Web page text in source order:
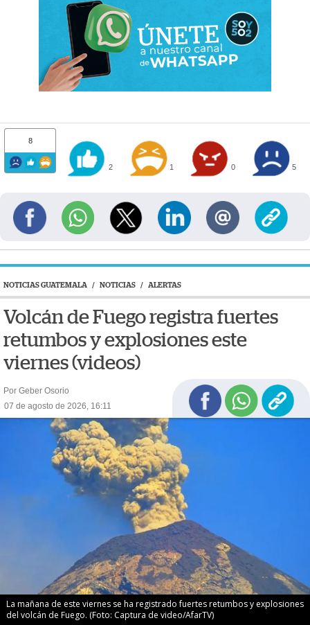
8
2 1 0 5
NOTICIAS GUATEMALA / NOTICIAS / ALERTAS
Volcán de Fuego registra fuertes
retumbos y explosiones este
viernes (videos)
Por Geber Osorio
07 de agosto de 2026, 16:11
La mañana de este viernes se ha registrado fuertes retumbos y explosiones
del volcán de Fuego. (Foto: Captura de video/AfarTV)